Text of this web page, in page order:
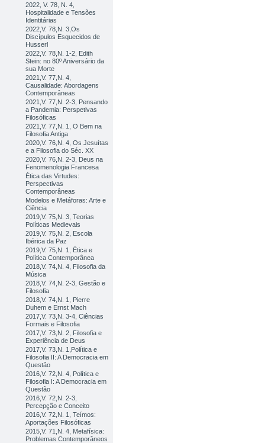
2022, V. 78, N. 4,
Hospitalidade e Tensões
Identitárias
2022,V. 78,N. 3,Os
Discípulos Esquecidos de
Husserl
2022,V. 78,N. 1-2, Edith
Stein: no 80º Aniversário da
sua Morte
2021,V. 77,N. 4,
Causalidade: Abordagens
Contemporâneas
2021,V. 77,N. 2-3, Pensando
a Pandemia: Perspetivas
Filosóficas
2021,V. 77,N. 1, O Bem na
Filosofia Antiga
2020,V. 76,N. 4, Os Jesuítas
e a Filosofia do Séc. XX
2020,V. 76,N. 2-3, Deus na
Fenomenologia Francesa
Ética das Virtudes:
Perspectivas
Contemporâneas
Modelos e Metáforas: Arte e
Ciência
2019,V. 75,N. 3, Teorias
Políticas Medievais
2019,V. 75,N. 2, Escola
Ibérica da Paz
2019,V. 75,N. 1, Ética e
Política Contemporânea
2018,V. 74,N. 4, Filosofia da
Música
2018,V. 74,N. 2-3, Gestão e
Filosofia
2018,V. 74,N. 1, Pierre
Duhem e Ernst Mach
2017,V. 73,N. 3-4, Ciências
Formais e Filosofia
2017,V. 73,N. 2, Filosofia e
Experiência de Deus
2017,V. 73,N. 1,Política e
Filosofia II: A Democracia em
Questão
2016,V. 72,N. 4, Política e
Filosofia I: A Democracia em
Questão
2016,V. 72,N. 2-3,
Percepção e Conceito
2016,V. 72,N. 1, Teímos:
Aportações Filosóficas
2015,V. 71,N. 4, Metafísica:
Problemas Contemporâneos